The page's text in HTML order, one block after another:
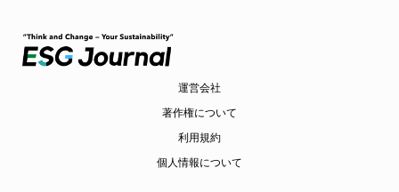
運営会社
著作権について
利用規約
個人情報について